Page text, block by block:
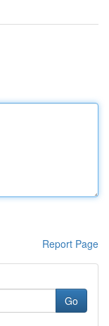
Report Page
Go